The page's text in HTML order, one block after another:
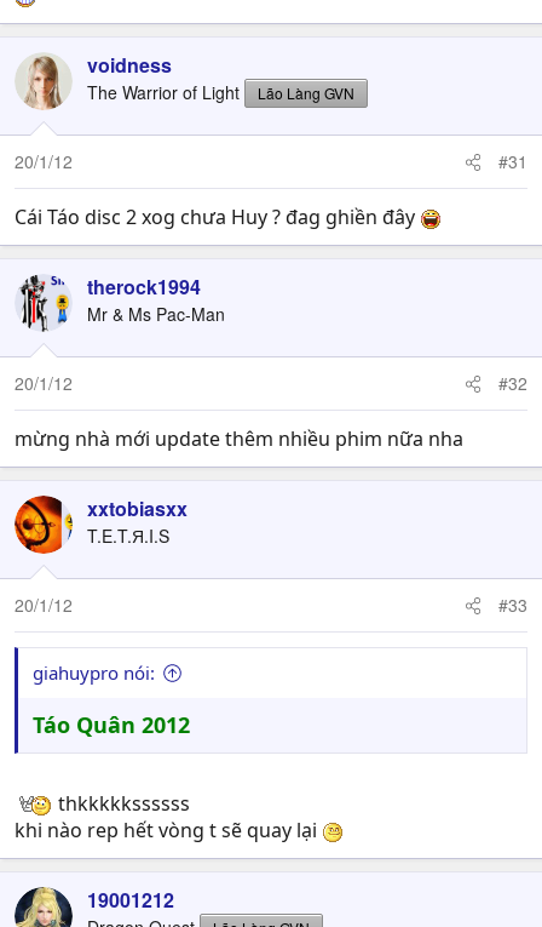
voidness
The Warrior of Light Lão Làng GVN
20/1/12 #31
Cái Táo disc 2 xog chưa Huy ? đag ghiền đây
therock1994
Mr & Ms Pac-Man
20/1/12 #32
mừng nhà mới update thêm nhiều phim nữa nha
xxtobiasxx
T.E.T.Я.I.S
20/1/12 #33
giahuypro nói:
Táo Quân 2012
thkkkkkssssss
khi nào rep hết vòng t sẽ quay lại
19001212